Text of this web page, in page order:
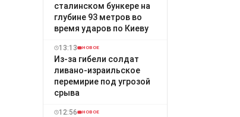
сталинском бункере на
глубине 93 метров во
время ударов по Киеву
13:13 НОВОЕ
Из-за гибели солдат
ливано-израильское
перемирие под угрозой
срыва
12:56 НОВОЕ